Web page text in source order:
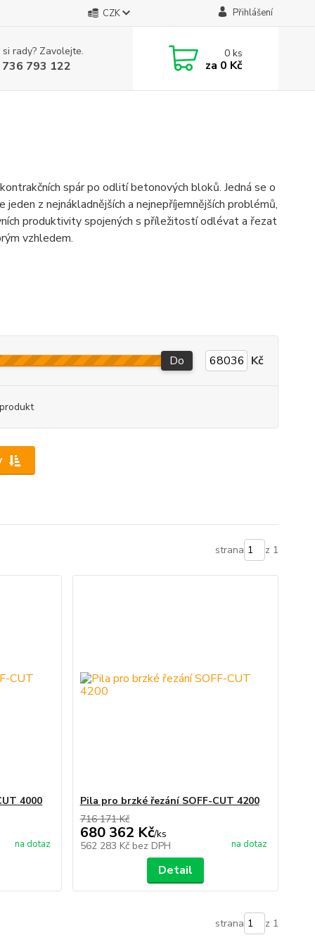
CZK Přihlášení
rady? Zavolejte.
793 122
0ks
za 0 Kč
spár po odlití betonových bloků. Jedná se o
z nejnákladnějších a nejnepříjemnějších problémů,
produktivity spojených s příležitostí odlévat a řezat
vzhledem.
Do Kč
strana z 1
4000
na dotaz
Pila pro brzké řezání SOFF-CUT 4200
716 171 Kč
680 362 Kč/ks
562 283 Kč bez DPH na dotaz
Detail
strana z 1